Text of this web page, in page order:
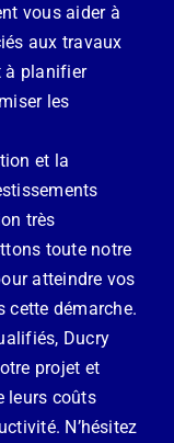
vous aider à
aux travaux
à planifier
les
et la
très
toute notre
atteindre vos
cette démarche.
Ducry
projet et
leurs coûts
N’hésitez